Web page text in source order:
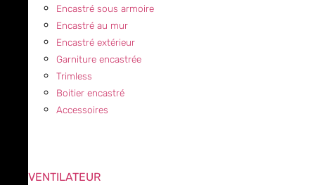
Encastré sous armoire
Encastré au mur
Encastré extérieur
Garniture encastrée
Trimless
Boitier encastré
Accessoires
VENTILATEUR